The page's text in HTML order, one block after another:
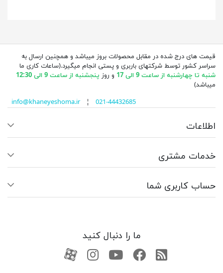
قیمت های درج شده در مقابل محصولات بروز میباشد و همچنین ارسال به
سراسر کشور توسط شرکتهای باربری و پستی انجام میگیرد.(ساعات کاری ما
شنبه تا چهارشنبه از ساعت 9 الی 17
و روز پنجشنبه از ساعت 9 الی 12:30
میباشد)
info@khaneyeshoma.ir¦ 021-44432685
اطلاعات
خدمات مشتری
حساب کاربری شما
ما را دنبال کنید
RSSفیسبوکیوتیوبکانال آپارات
کانال آپارات